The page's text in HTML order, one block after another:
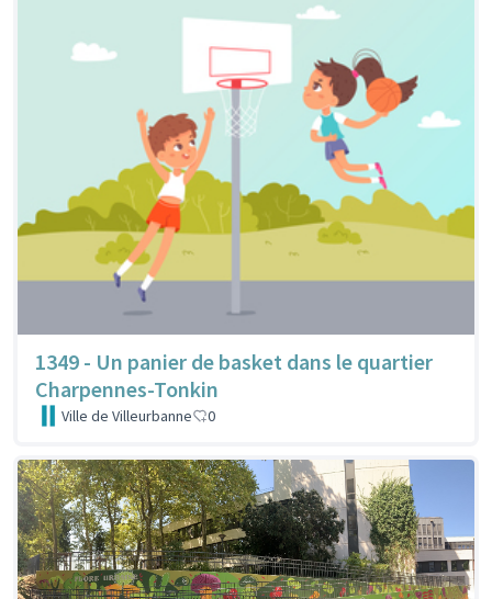
1349 - Un panier de basket dans le quartier
Charpennes-Tonkin
Ville de Villeurbanne 0